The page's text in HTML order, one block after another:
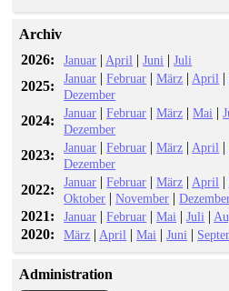
Archiv
2026:
Januar | April |Juni |Juli
2025: Januar |Februar |März | April |
Dezember
2024: Januar |Februar |März |Mai |
Dezember
2023: Januar |Februar |März | April |
Dezember
2022: Januar |Februar |März | April |
Oktober |November |
2021: Januar |Februar |Mai |Juli |
2020: März | April |Mai |Juni |
Administration